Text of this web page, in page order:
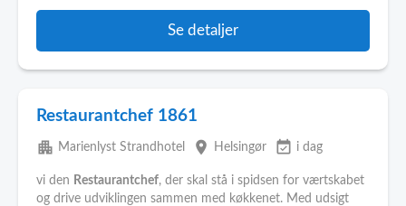
Se detaljer
Restaurantchef 1861
apartment Marienlyst Strandhotel place Helsingør event_available i dag
vi den Restaurantchef, der skal stå i spidsen for værtskabet
og drive udviklingen sammen med køkkenet. Med udsigt